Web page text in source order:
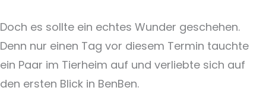
Doch es sollte ein echtes Wunder geschehen.
Denn nur einen Tag vor diesem Termin tauchte
ein Paar im Tierheim auf und verliebte sich auf
den ersten Blick in BenBen.